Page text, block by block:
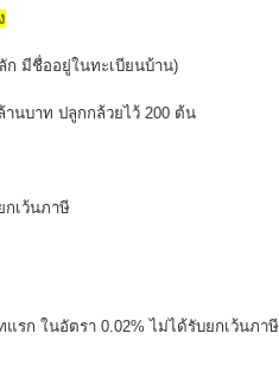
มีชื่ออยู่ในทะเบียนบ้าน)
บาท ปลูกกล้วยไว้ 200 ต้น
เว้นภาษี
ก ในอัตรา 0.02% ไม่ได้รับยกเว้นภาษี